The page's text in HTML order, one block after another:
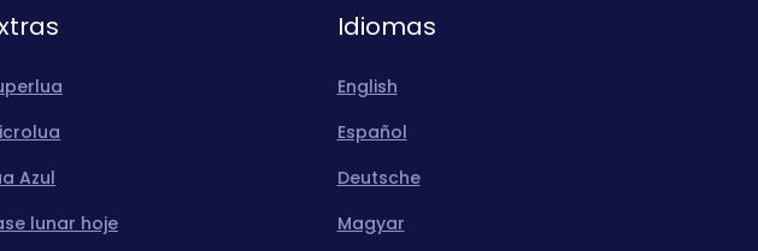
Azul
lunar hoje
Idiomas
English
Español
Deutsche
Magyar